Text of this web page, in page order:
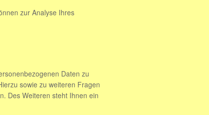
zur Analyse Ihres
Daten zu
sowie zu weiteren Fragen
Des Weiteren steht Ihnen ein